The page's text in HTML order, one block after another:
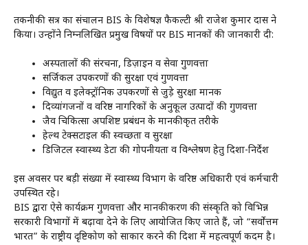
तकनीकी सत्र का संचालन BIS के विशेषज्ञ फैकल्टी श्री राजेश कुमार दास ने
किया। उन्होंने निम्नलिखित प्रमुख विषयों पर BIS मानकों की जानकारी दी:
अस्पतालों की संरचना, डिज़ाइन व सेवा गुणवत्ता
सर्जिकल उपकरणों की सुरक्षा एवं गुणवत्ता
विद्युत व इलेक्ट्रॉनिक उपकरणों से जुड़े सुरक्षा मानक
दिव्यांगजनों व वरिष्ठ नागरिकों के अनुकूल उत्पादों की गुणवत्ता
जैव चिकित्सा अपशिष्ट प्रबंधन के मानकीकृत तरीके
हेल्थ टेक्सटाइल की स्वच्छता व सुरक्षा
डिजिटल स्वास्थ्य डेटा की गोपनीयता व विश्लेषण हेतु दिशा-निर्देश
इस अवसर पर बड़ी संख्या में स्वास्थ्य विभाग के वरिष्ठ अधिकारी एवं कर्मचारी
उपस्थित रहे।
BIS द्वारा ऐसे कार्यक्रम गुणवत्ता और मानकीकरण की संस्कृति को विभिन्न
सरकारी विभागों में बढ़ावा देने के लिए आयोजित किए जाते हैं, जो “सर्वोत्तम
भारत” के राष्ट्रीय दृष्टिकोण को साकार करने की दिशा में महत्वपूर्ण कदम है।